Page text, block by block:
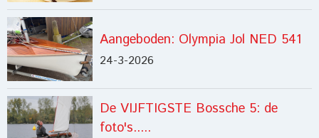
Aangeboden: Olympia Jol NED 541
24-3-2026
De VIJFTIGSTE Bossche 5: de
foto's.....